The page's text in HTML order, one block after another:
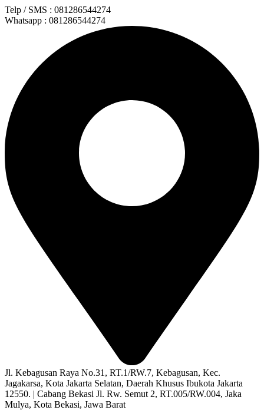
Lewati
ke
Telp / SMS : 081286544274
Whatsapp : 081286544274
Jl. Kebagusan Raya No.31, RT.1/RW.7, Kebagusan, Kec.
Jagakarsa, Kota Jakarta Selatan, Daerah Khusus Ibukota Jakarta
12550. | Cabang Bekasi Jl. Rw. Semut 2, RT.005/RW.004, Jaka
Mulya, Kota Bekasi, Jawa Barat